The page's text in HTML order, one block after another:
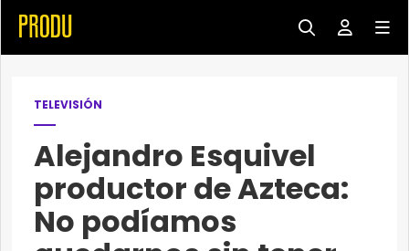
TELEVISIÓN
Alejandro Esquivel
productor de Azteca:
No podíamos